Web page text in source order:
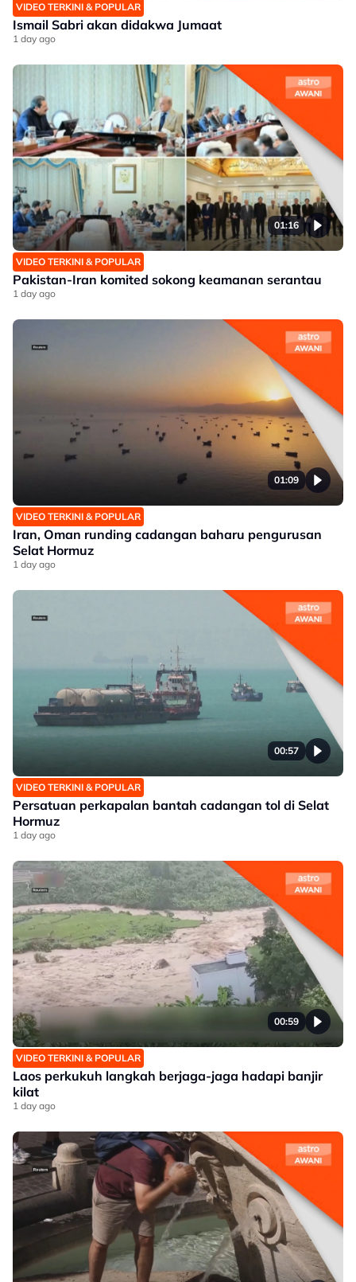
VIDEO TERKINI & POPULAR
Ismail Sabri akan didakwa Jumaat
1 day ago
01:16
VIDEO TERKINI & POPULAR
Pakistan-Iran komited sokong keamanan serantau
1 day ago
01:09
VIDEO TERKINI & POPULAR
Iran, Oman runding cadangan baharu pengurusan
Selat Hormuz
1 day ago
00:57
VIDEO TERKINI & POPULAR
Persatuan perkapalan bantah cadangan tol di Selat
Hormuz
1 day ago
00:59
VIDEO TERKINI & POPULAR
Laos perkukuh langkah berjaga-jaga hadapi banjir
kilat
1 day ago